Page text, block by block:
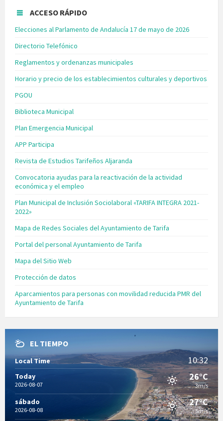
ACCESO RÁPIDO
Elecciones al Parlamento de Andalucía 17 de mayo de 2026
Directorio Telefónico
Reglamentos y ordenanzas municipales
Horario y precio de los establecimientos culturales y deportivos
PGOU
Biblioteca Municipal
Plan Emergencia Municipal
APP Participa
Revista de Estudios Tarifeños Aljaranda
Convocatoria ayudas para la reactivación de la actividad
económica y el empleo
Plan Municipal de Inclusión Sociolaboral «TARIFA INTEGRA 2021-
2022»
Mapa de Redes Sociales del Ayuntamiento de Tarifa
Portal del personal Ayuntamiento de Tarifa
Mapa del Sitio Web
Protección de datos
Aparcamientos para personas con movilidad reducida PMR del
Ayuntamiento de Tarifa
EL TIEMPO
Local Time 10:32
Today
2026-08-07
26°C
3m/s
sábado
2026-08-08
27°C
5m/s